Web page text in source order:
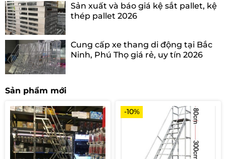
Sản xuất và báo giá kệ sắt pallet, kệ
thép pallet 2026
Cung cấp xe thang di động tại Bắc
Ninh, Phú Thọ giá rẻ, uy tín 2026
Sản phẩm mới
-10%